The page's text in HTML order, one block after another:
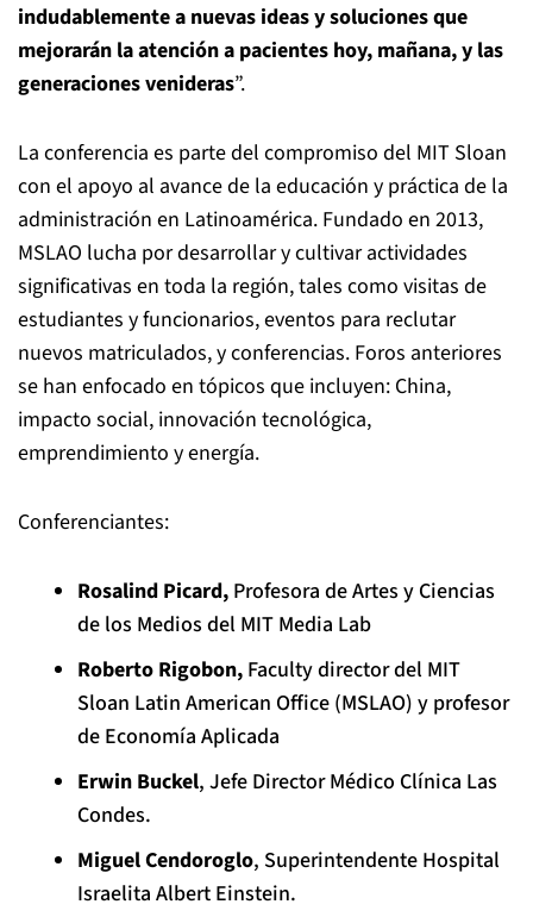
indudablemente a nuevas ideas y soluciones que
mejorarán la atención a pacientes hoy, mañana, y las
generaciones venideras”.
La conferencia es parte del compromiso del MIT Sloan
con el apoyo al avance de la educación y práctica de la
administración en Latinoamérica. Fundado en 2013,
MSLAO lucha por desarrollar y cultivar actividades
significativas en toda la región, tales como visitas de
estudiantes y funcionarios, eventos para reclutar
nuevos matriculados, y conferencias. Foros anteriores
se han enfocado en tópicos que incluyen: China,
impacto social, innovación tecnológica,
emprendimiento y energía.
Conferenciantes:
Rosalind Picard, Profesora de Artes y Ciencias
de los Medios del MIT Media Lab
Roberto Rigobon, Faculty director del MIT
Sloan Latin American Office (MSLAO) y profesor
de Economía Aplicada
Erwin Buckel, Jefe Director Médico Clínica Las
Condes.
Miguel Cendoroglo, Superintendente Hospital
Israelita Albert Einstein.